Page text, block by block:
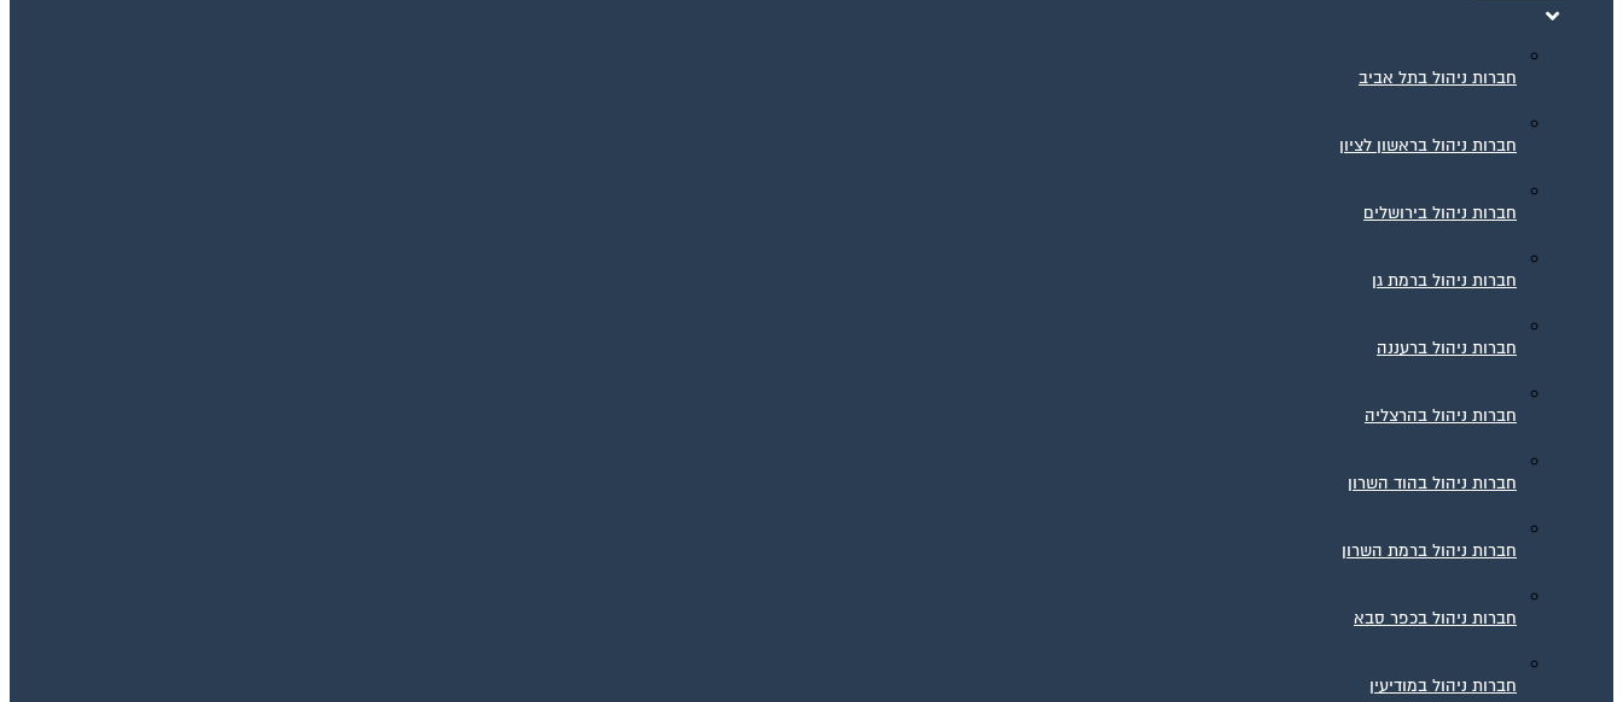
חברות ניהול בתל אביב
חברות ניהול בראשון לציון
חברות ניהול בירושלים
חברות ניהול ברמת גן
חברות ניהול ברעננה
חברות ניהול בהרצליה
חברות ניהול בהוד השרון
חברות ניהול ברמת השרון
חברות ניהול בכפר סבא
חברות ניהול במודיעין